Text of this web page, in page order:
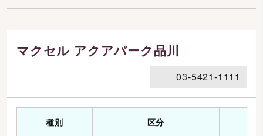
マクセル アクアパーク品川
03-5421-1111
種別 区分